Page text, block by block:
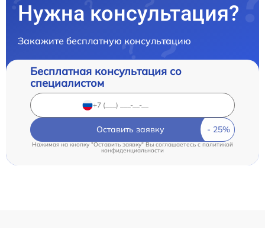
Нужна консультация?
Закажите бесплатную консультацию
Бесплатная консультация со
специалистом
Оставить заявку
Нажимая на кнопку "Оставить заявку" Вы соглашаетесь cполитикой
конфиденциальности